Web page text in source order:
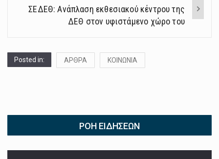
ΣΕΔΕΘ: Ανάπλαση εκθεσιακού κέντρου της
ΔΕΘ στον υφιστάμενο χώρο του
Posted in: ΑΡΘΡΑ ΚΟΙΝΩΝΙΑ
ΡΟΉ ΕΙΔΉΣΕΩΝ